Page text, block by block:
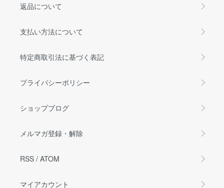
返品について
支払い方法について
特定商取引法に基づく表記
プライバシーポリシー
ショップブログ
メルマガ登録・解除
RSS / ATOM
マイアカウント